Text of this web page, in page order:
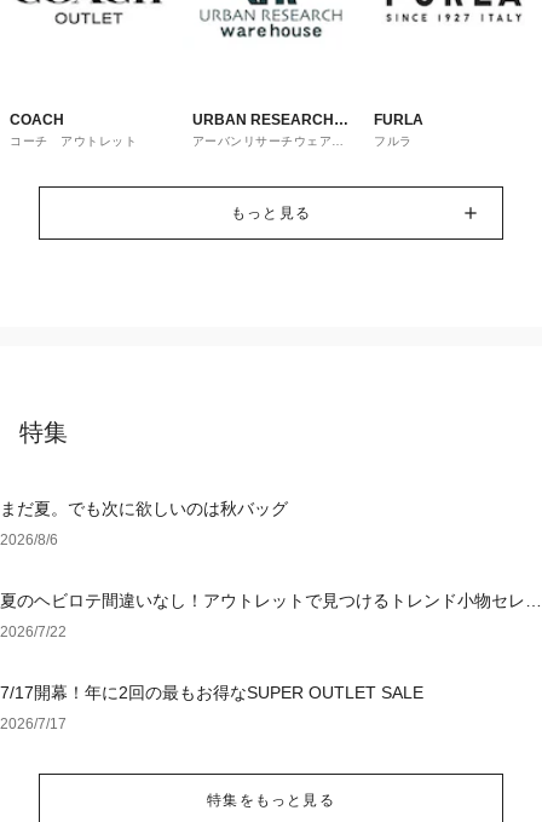
COACH
コーチ アウトレット
URBAN RESEARCH
ware house
アーバンリサーチウェアハ
FURLA
フルラ
もっと見る
特集
まだ夏。でも次に欲しいのは秋バッグ
2026/8/6
夏のヘビロテ間違いなし！アウトレットで見つけるトレンド小物セレク
ション
2026/7/22
7/17開幕！年に2回の最もお得なSUPER OUTLET SALE
2026/7/17
特集をもっと見る